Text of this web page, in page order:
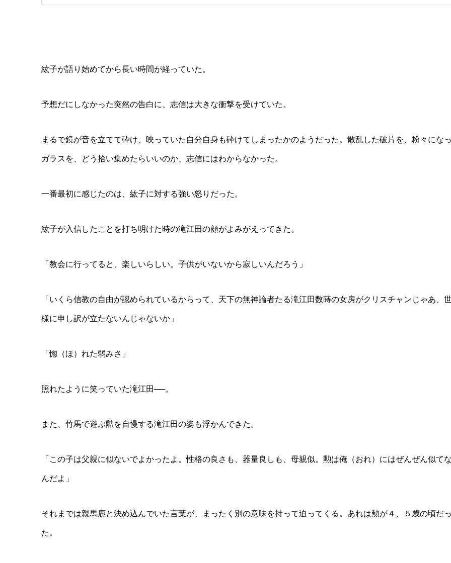
紘子が語り始めてから長い時間が経っていた。
予想だにしなかった突然の告白に、志信は大きな衝撃を受けていた。
まるで鏡が音を立てて砕け、映っていた自分自身も砕けてしまったかのようだった。散乱した破片を、粉々にな
ガラスを、どう拾い集めたらいいのか、志信にはわからなかった。
一番最初に感じたのは、紘子に対する強い怒りだった。
紘子が入信したことを打ち明けた時の滝江田の顔がよみがえってきた。
「教会に行ってると、楽しいらしい。子供がいないから寂しいんだろう」
「いくら信教の自由が認められているからって、天下の無神論者たる滝江田数蒔の女房がクリスチャンじゃあ、
様に申し訳が立たないんじゃないか」
「惚（ほ）れた弱みさ」
照れたように笑っていた滝江田──。
また、竹馬で遊ぶ勲を自慢する滝江田の姿も浮かんできた。
「この子は父親に似ないでよかったよ。性格の良さも、器量良しも、母親似。勲は俺（おれ）にはぜんぜん似て
んだよ」
それまでは親馬鹿と決め込んでいた言葉が、まったく別の意味を持って迫ってくる。あれは勲が４、５歳の頃だ
た。